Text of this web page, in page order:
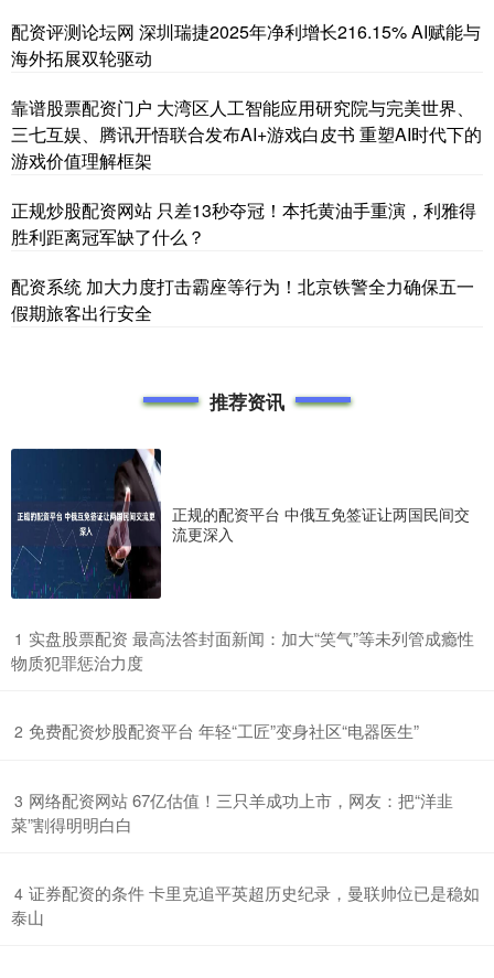
配资评测论坛网 深圳瑞捷2025年净利增长216.15% AI赋能与
海外拓展双轮驱动
靠谱股票配资门户 大湾区人工智能应用研究院与完美世界、
三七互娱、腾讯开悟联合发布AI+游戏白皮书 重塑AI时代下的
游戏价值理解框架
正规炒股配资网站 只差13秒夺冠！本托黄油手重演，利雅得
胜利距离冠军缺了什么？
配资系统 加大力度打击霸座等行为！北京铁警全力确保五一
假期旅客出行安全
推荐资讯
正规的配资平台 中俄互免签证让两国民间交
流更深入
1 ​实盘股票配资 最高法答封面新闻：加大“笑气”等未列管成瘾性
物质犯罪惩治力度
2 ​免费配资炒股配资平台 年轻“工匠”变身社区“电器医生”
3 ​网络配资网站 67亿估值！三只羊成功上市，网友：把“洋韭
菜”割得明明白白
4 ​证券配资的条件 卡里克追平英超历史纪录，曼联帅位已是稳如
泰山